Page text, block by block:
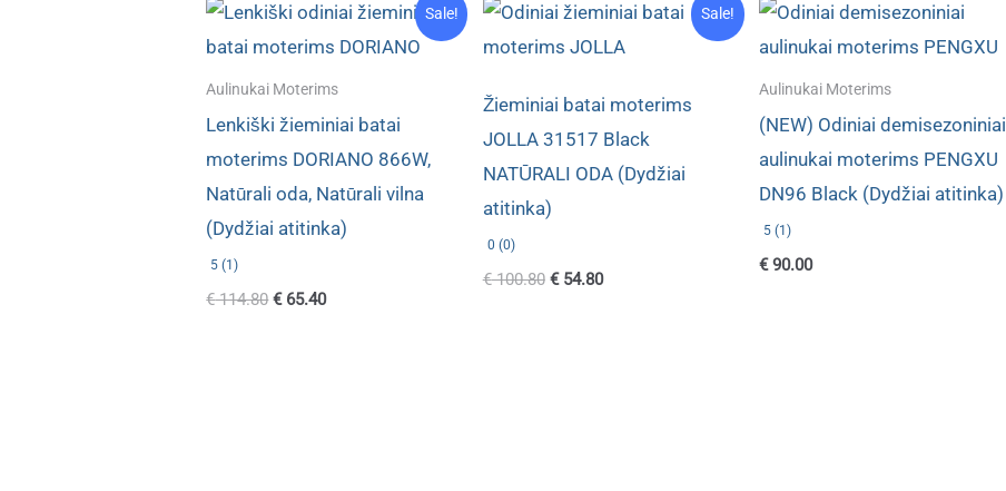
Sale!
Aulinukai Moterims
Lenkiški žieminiai batai
moterims DORIANO 866W,
Natūrali oda, Natūrali vilna
(Dydžiai atitinka)
5 (1)
€114.80 Original
€65.40Current
Sale!
Žieminiai batai moterims
JOLLA 31517 Black
NATŪRALI ODA (Dydžiai
atitinka)
0 (0)
€100.80 Original
€54.80Current
Aulinukai Moterims
(NEW) Odiniai demisezoniniai
aulinukai moterims PENGXU
DN96 Black (Dydžiai atitinka)
5 (1)
€90.00